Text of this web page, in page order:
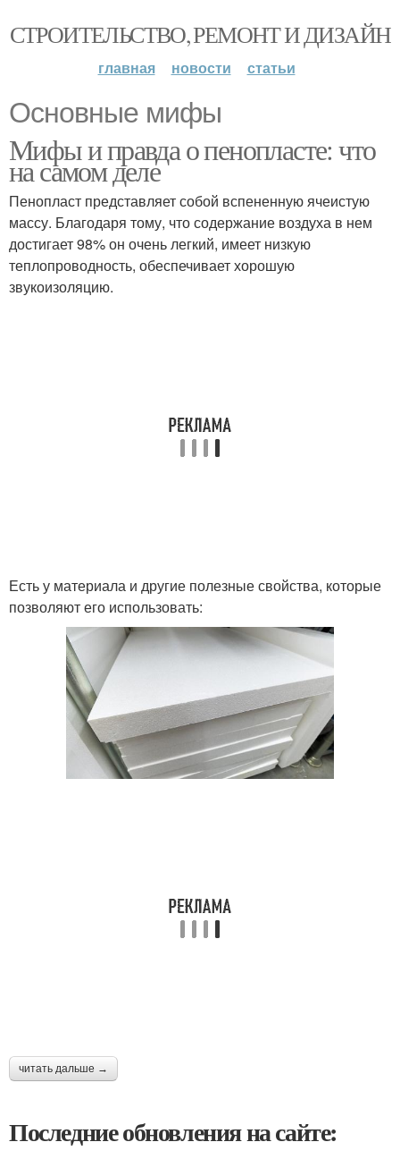
СТРОИТЕЛЬСТВО, РЕМОНТ И ДИЗАЙН
главная новости статьи
Основные мифы
Мифы и правда о пенопласте: что
на самом деле
Пенопласт представляет собой вспененную ячеистую
массу. Благодаря тому, что содержание воздуха в нем
достигает 98% он очень легкий, имеет низкую
теплопроводность, обеспечивает хорошую
звукоизоляцию.
Есть у материала и другие полезные свойства, которые
позволяют его использовать:
читать дальше →
Последние обновления на сайте: